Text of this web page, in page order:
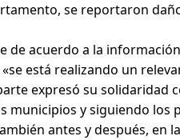
se reportaron
de acuerdo a la
está realizando un
expresó su solidaridad
municipios y siguiendo los
antes y después, en